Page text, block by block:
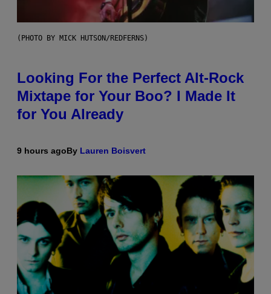
(PHOTO BY MICK HUTSON/REDFERNS)
Looking For the Perfect Alt-Rock
Mixtape for Your Boo? I Made It
for You Already
9 hours agoBy Lauren Boisvert